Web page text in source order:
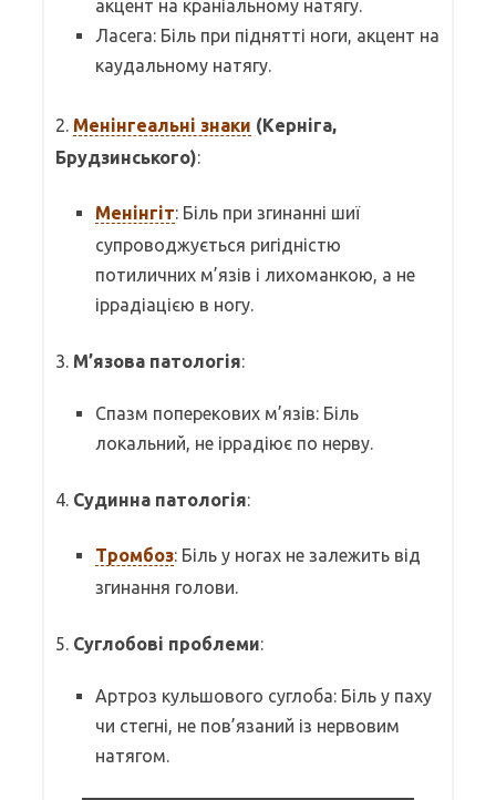
акцент на краніальному натягу.
Ласега: Біль при піднятті ноги, акцент на
каудальному натягу.
2. Менінгеальні знаки (Керніга,
Брудзинського):
Менінгіт: Біль при згинанні шиї
супроводжується ригідністю
потиличних м’язів і лихоманкою, а не
іррадіацією в ногу.
3. М’язова патологія:
Спазм поперекових м’язів: Біль
локальний, не іррадіює по нерву.
4. Судинна патологія:
Тромбоз: Біль у ногах не залежить від
згинання голови.
5. Суглобові проблеми:
Артроз кульшового суглоба: Біль у паху
чи стегні, не пов’язаний із нервовим
натягом.